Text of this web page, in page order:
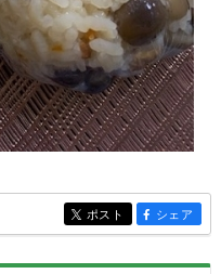
entry7540
ポスト entry7540
シェア